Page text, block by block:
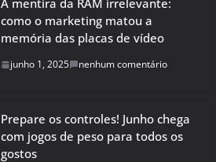
A mentira da RAM irrelevante:
como o marketing matou a
memória das placas de vídeo
junho 1, 2025 nenhum comentário
Prepare os controles! Junho chega
com jogos de peso para todos os
gostos